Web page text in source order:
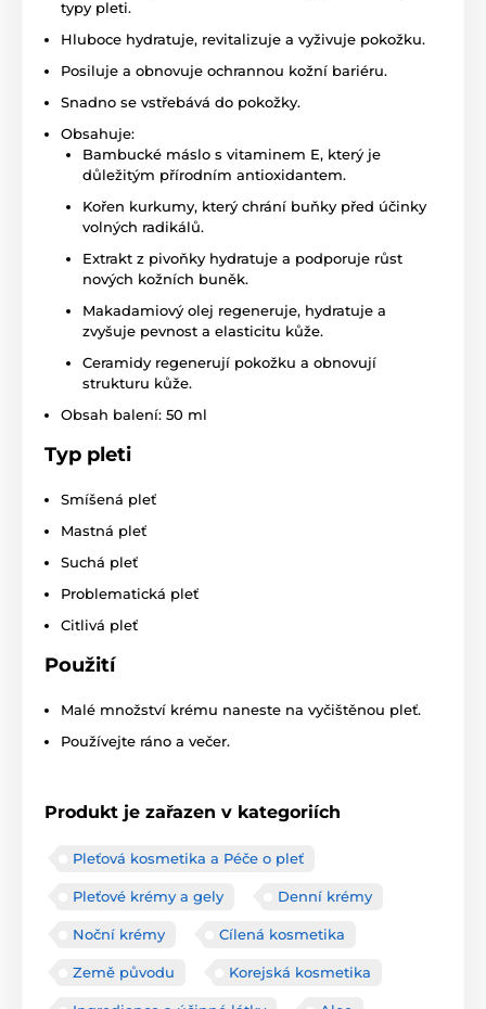
typy pleti.
Hluboce hydratuje, revitalizuje a vyživuje pokožku.
Posiluje a obnovuje ochrannou kožní bariéru.
Snadno se vstřebává do pokožky.
Obsahuje:
Bambucké máslo s vitaminem E, který je
důležitým přírodním antioxidantem.
Kořen kurkumy, který chrání buňky před účinky
volných radikálů.
Extrakt z pivoňky hydratuje a podporuje růst
nových kožních buněk.
Makadamiový olej regeneruje, hydratuje a
zvyšuje pevnost a elasticitu kůže.
Ceramidy regenerují pokožku a obnovují
strukturu kůže.
Obsah balení: 50 ml
Typ pleti
Smíšená pleť
Mastná pleť
Suchá pleť
Problematická pleť
Citlivá pleť
Použití
Malé množství krému naneste na vyčištěnou pleť.
Používejte ráno a večer.
Produkt je zařazen v kategoriích
Pleťová kosmetika a Péče o pleť
Pleťové krémy a gely Denní krémy
Noční krémy Cílená kosmetika
Země původu Korejská kosmetika